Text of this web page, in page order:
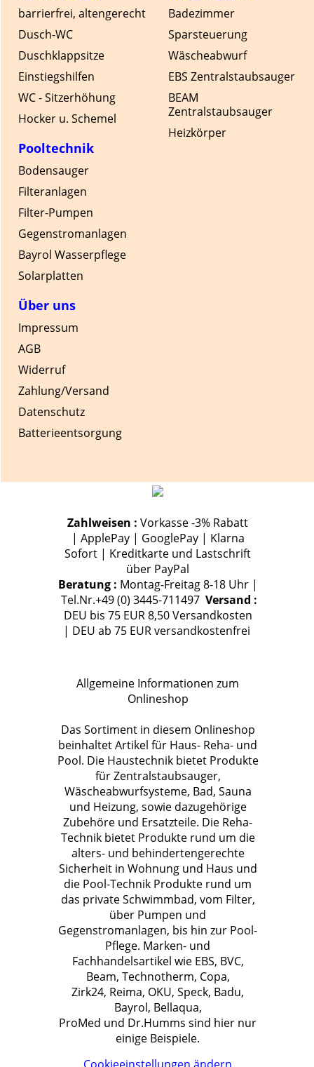
Badezimmer
Sparsteuerung
Wäscheabwurf
EBS Zentralstaubsauger
BEAM
Zentralstaubsauger
Heizkörper
barrierfrei, altengerecht
Dusch-WC
Duschklappsitze
Einstiegshilfen
WC - Sitzerhöhung
Hocker u. Schemel
Pooltechnik
Bodensauger
Filteranlagen
Filter-Pumpen
Gegenstromanlagen
Bayrol Wasserpflege
Solarplatten
Über uns
Impressum
AGB
Widerruf
Zahlung/Versand
Datenschutz
Batterieentsorgung
Zahlweisen : Vorkasse -3% Rabatt
| ApplePay | GooglePay | Klarna
Sofort | Kreditkarte und Lastschrift
über PayPal
Beratung : Montag-Freitag 8-18 Uhr |
Tel.Nr.+49 (0) 3445-711497 Versand :
DEU bis 75 EUR 8,50 Versandkosten
| DEU ab 75 EUR versandkostenfrei
Allgemeine Informationen zum
Onlineshop
Das Sortiment in diesem Onlineshop
beinhaltet Artikel für Haus- Reha- und
Pool. Die Haustechnik bietet Produkte
für Zentralstaubsauger,
Wäscheabwurfsysteme, Bad, Sauna
und Heizung, sowie dazugehörige
Zubehöre und Ersatzteile. Die Reha-
Technik bietet Produkte rund um die
alters- und behindertengerechte
Sicherheit in Wohnung und Haus und
die Pool-Technik Produkte rund um
das private Schwimmbad, vom Filter,
über Pumpen und
Gegenstromanlagen, bis hin zur Pool-
Pflege. Marken- und
Fachhandelsartikel wie EBS, BVC,
Beam, Technotherm, Copa,
Zirk24, Reima, OKU, Speck, Badu,
Bayrol, Bellaqua,
ProMed und Dr.Humms sind hier nur
einige Beispiele.